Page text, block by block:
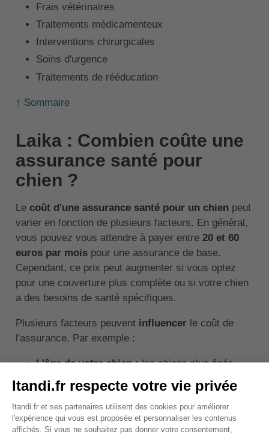
Frais vétérinaires
Traitements médicamenteux
Interventions chirurgicales
Soins d'urgence
Traitements de rééducation
↑ Sommaire
Laika : Combien coûte une
assurance santé pour
chien ?
Le coût d'une assurance santé pour un chienpeut
varier en fonction de plusieurs facteurs. En général,
vous pouvez vous attendre à payer entre 20 et 60
euros par moispour une assurance de base.
Cependant, ce prix peut augmenter si vous optez
pour une couverture plus complète ou si votre chien
a des besoins de santé spécifiques.
Plusieurs facteurs peuvent influencer le coût de
l'assurance. Par exemple :
L'âge de votre chien :les chiens plus âgés
peuvent coûter plus cher à assurer car ils sont
plus susceptibles de développer des problèmes
de santé.
La race de votre chien :certaines races,